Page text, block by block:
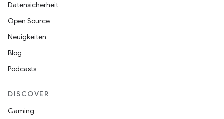
Datensicherheit
Open Source
Neuigkeiten
Blog
Podcasts
DISCOVER
Gaming